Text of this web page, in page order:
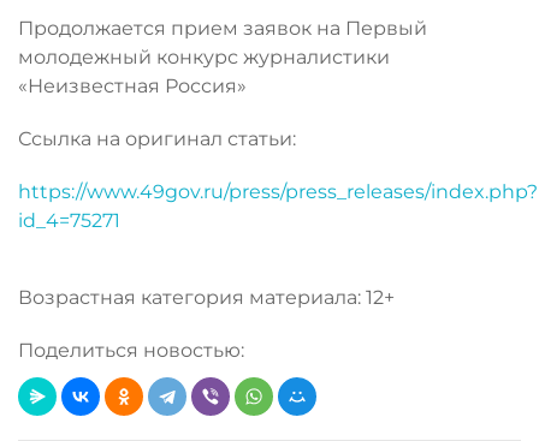
Продолжается прием заявок на Первый
молодежный конкурс журналистики
«Неизвестная Россия»
Ссылка на оригинал статьи:
https://www.49gov.ru/press/press_releases/index.php?
id_4=75271
Возрастная категория материала: 12+
Поделиться новостью: